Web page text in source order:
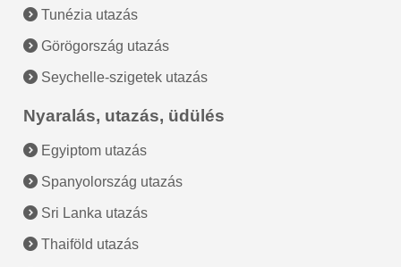
Tunézia utazás
Görögország utazás
Seychelle-szigetek utazás
Nyaralás, utazás, üdülés
Egyiptom utazás
Spanyolország utazás
Sri Lanka utazás
Thaiföld utazás